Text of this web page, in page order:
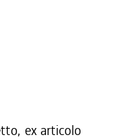
ex articolo